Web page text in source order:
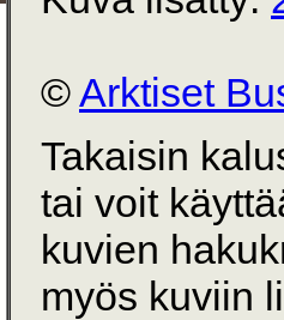
©Arktiset
Takaisin
tai voit
kuvien
myös kuviin